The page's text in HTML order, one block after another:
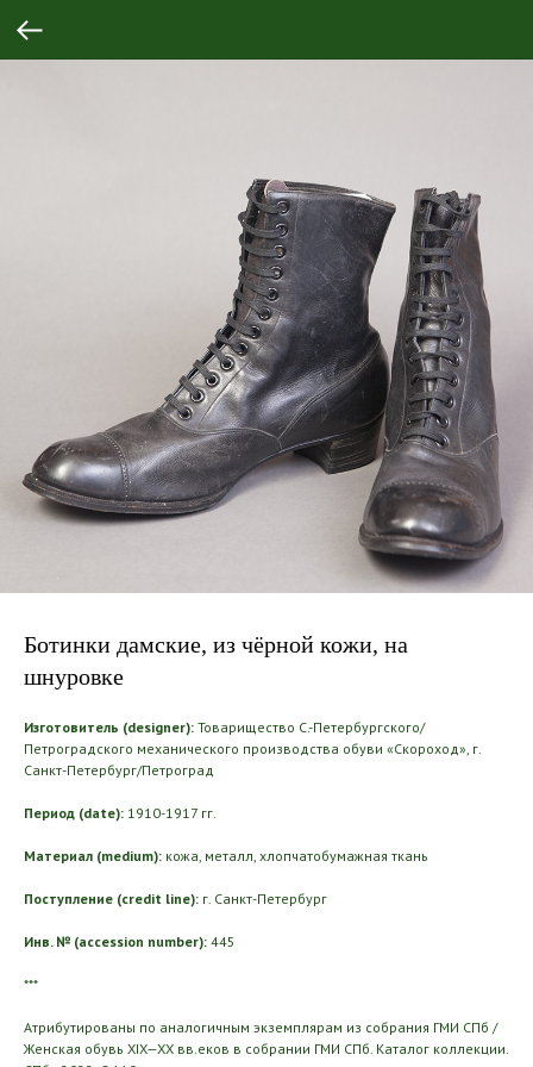
Ботинки дамские, из чёрной кожи, на
шнуровке
Изготовитель (designer): Товарищество С.-Петербургского/
Петроградского механического производства обуви «Скороход», г.
Санкт-Петербург/Петроград
Период (date): 1910-1917 гг.
Материал (medium): кожа, металл, хлопчатобумажная ткань
Поступление (credit line): г. Санкт-Петербург
Инв. № (accession number): 445
***
Атрибутированы по аналогичным экземплярам из собрания ГМИ СПб /
Женская обувь XIX—XX вв.еков в собрании ГМИ СПб. Каталог коллекции.